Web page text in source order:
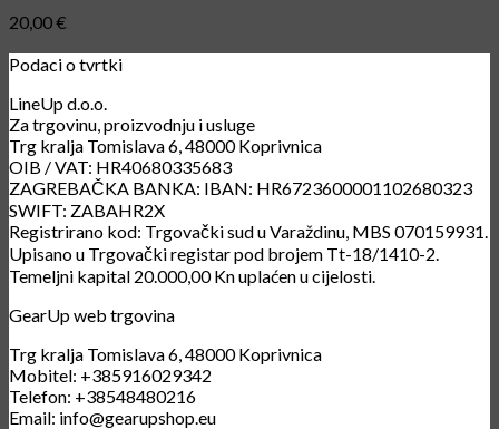
20,00€
Podaci o tvrtki
LineUp d.o.o.
Za trgovinu, proizvodnju i usluge
Trg kralja Tomislava 6, 48000 Koprivnica
OIB / VAT: HR40680335683
ZAGREBAČKA BANKA: IBAN: HR6723600001102680323
SWIFT: ZABAHR2X
Registrirano kod: Trgovački sud u Varaždinu, MBS 070159931.
Upisano u Trgovački registar pod brojem Tt-18/1410-2.
Temeljni kapital 20.000,00 Kn uplaćen u cijelosti.
GearUp web trgovina
Trg kralja Tomislava 6, 48000 Koprivnica
Mobitel: +385916029342
Telefon: +38548480216
Email: info@gearupshop.eu